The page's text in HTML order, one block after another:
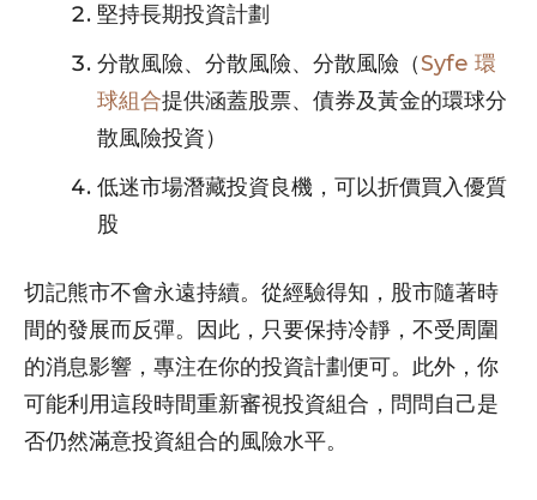
堅持長期投資計劃
分散風險、分散風險、分散風險（Syfe 環
球組合提供涵蓋股票、債券及黃金的環球分
散風險投資）
低迷市場潛藏投資良機，可以折價買入優質
股
切記熊市不會永遠持續。從經驗得知，股市隨著時
間的發展而反彈。因此，只要保持冷靜，不受周圍
的消息影響，專注在你的投資計劃便可。此外，你
可能利用這段時間重新審視投資組合，問問自己是
否仍然滿意投資組合的風險水平。